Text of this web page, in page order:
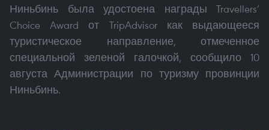
Ниньбинь была удостоена награды Travellers’
Choice Award от TripAdvisor как выдающееся
туристическое направление, отмеченное
специальной зеленой галочкой, сообщило 10
августа Администрации по туризму провинции
Ниньбинь.